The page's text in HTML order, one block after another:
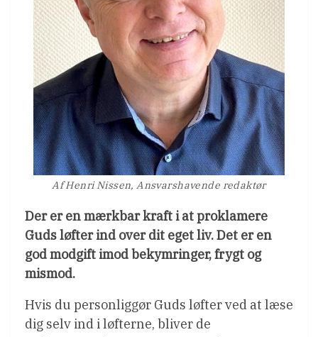
Af Henri Nissen, Ansvarshavende redaktør
Der er en mærkbar kraft i at proklamere
Guds løfter ind over dit eget liv. Det er en
god modgift imod bekymringer, frygt og
mismod.
Hvis du personliggør Guds løfter ved at læse
dig selv ind i løfterne, bliver de